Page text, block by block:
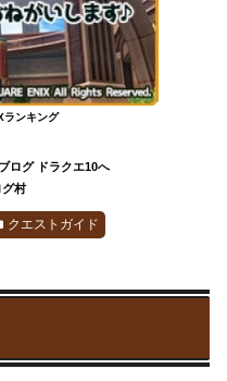
ランキング
村
クエストガイド